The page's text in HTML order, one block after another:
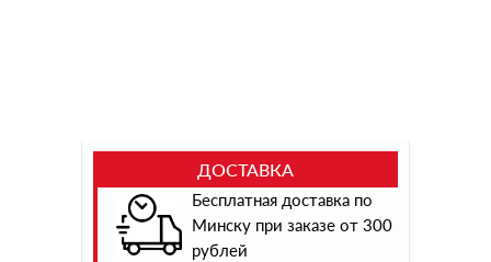
ДОСТАВКА
Бесплатная доставка по
Минску при заказе от 300
рублей